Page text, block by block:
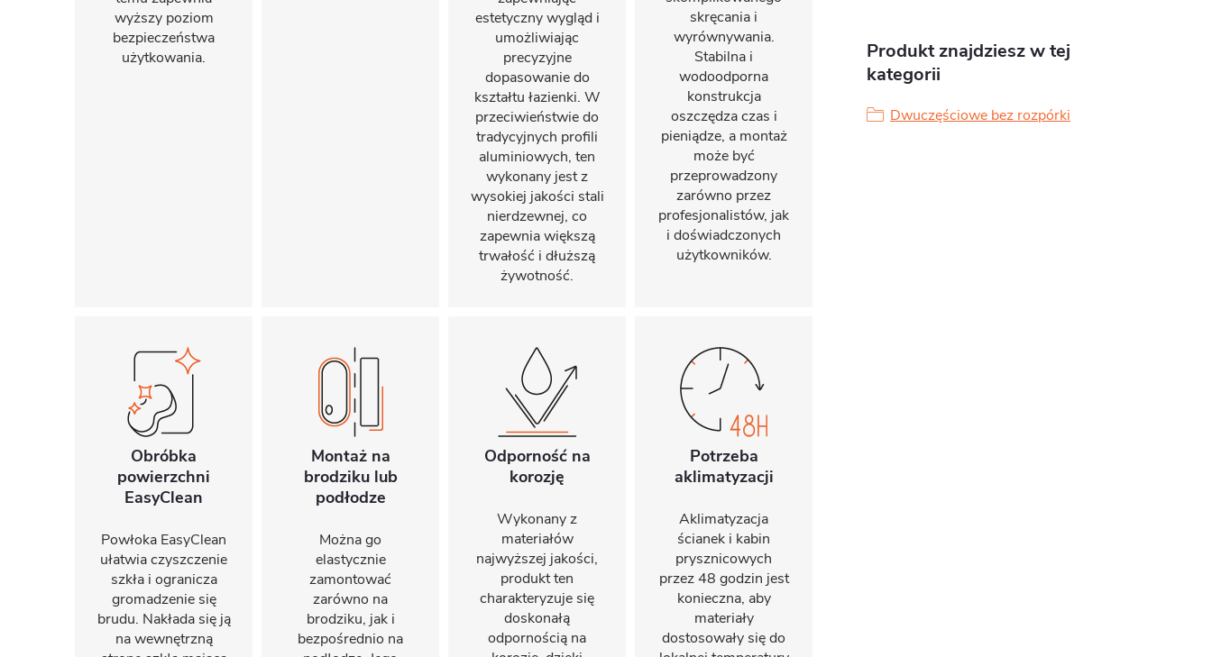
wyższy poziom
bezpieczeństwa
użytkowania.
estetyczny wygląd i
umożliwiając
precyzyjne
dopasowanie do
kształtu łazienki. W
przeciwieństwie do
tradycyjnych profili
aluminiowych, ten
wykonany jest z
wysokiej jakości stali
nierdzewnej, co
zapewnia większą
trwałość i dłuższą
żywotność.
skręcania i
wyrównywania.
Stabilna i
wodoodporna
konstrukcja
oszczędza czas i
pieniądze, a montaż
może być
przeprowadzony
zarówno przez
profesjonalistów, jak
i doświadczonych
użytkowników.
Obróbka
powierzchni
EasyClean
Powłoka EasyClean
ułatwia czyszczenie
szkła i ogranicza
gromadzenie się
brudu. Nakłada się ją
na wewnętrzną
Montaż na
brodziku lub
podłodze
Można go
elastycznie
zamontować
zarówno na
brodziku, jak i
bezpośrednio na
Odporność na
korozję
Wykonany z
materiałów
najwyższej jakości,
produkt ten
charakteryzuje się
doskonałą
odpornością na
Potrzeba
aklimatyzacji
Aklimatyzacja
ścianek i kabin
prysznicowych
przez 48 godzin jest
konieczna, aby
materiały
dostosowały się do
Produkt znajdziesz w tej
kategorii
Dwuczęściowe bez rozpórki